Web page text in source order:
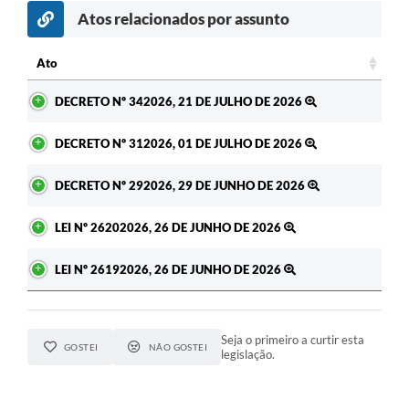
Atos relacionados por assunto
Ato
DECRETO Nº 342026, 21 DE JULHO DE 2026
DECRETO Nº 312026, 01 DE JULHO DE 2026
DECRETO Nº 292026, 29 DE JUNHO DE 2026
LEI Nº 26202026, 26 DE JUNHO DE 2026
LEI Nº 26192026, 26 DE JUNHO DE 2026
GOSTEI NÃO GOSTEI
Seja o primeiro a curtir esta
legislação.